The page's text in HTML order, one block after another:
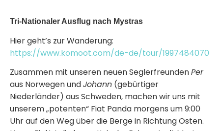
Tri-Nationaler Ausflug nach Mystras
Hier geht’s zur Wanderung:
https://www.komoot.com/de-de/tour/1997484070
Zusammen mit unseren neuen SeglerfreundenPer
aus Norwegen undJohann (gebürtiger
Niederländer) aus Schweden, machen wir uns mit
unserem „potenten“ Fiat Panda morgens um 9:00
Uhr auf den Weg über die Berge in Richtung Osten.